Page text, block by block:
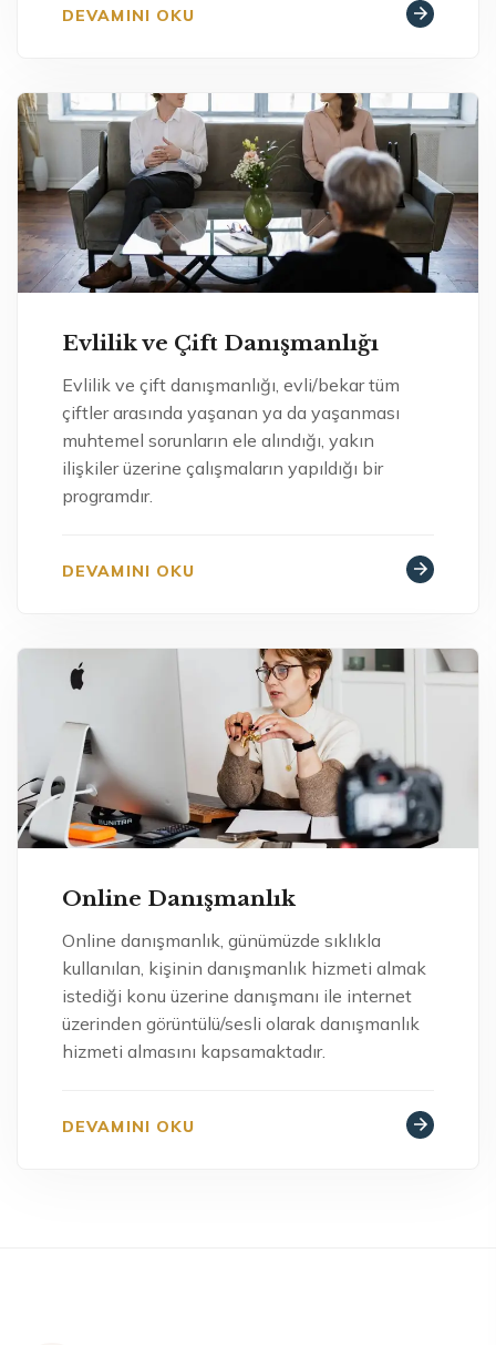
DEVAMINI OKU
Evlilik ve Çift Danışmanlığı
Evlilik ve çift danışmanlığı, evli/bekar tüm
çiftler arasında yaşanan ya da yaşanması
muhtemel sorunların ele alındığı, yakın
ilişkiler üzerine çalışmaların yapıldığı bir
programdır.
DEVAMINI OKU
Online Danışmanlık
Online danışmanlık, günümüzde sıklıkla
kullanılan, kişinin danışmanlık hizmeti almak
istediği konu üzerine danışmanı ile internet
üzerinden görüntülü/sesli olarak danışmanlık
hizmeti almasını kapsamaktadır.
DEVAMINI OKU